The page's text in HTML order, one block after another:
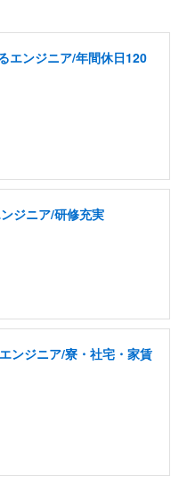
エンジニア/年間休日120
ジニア/研修充実
ンジニア/寮・社宅・家賃